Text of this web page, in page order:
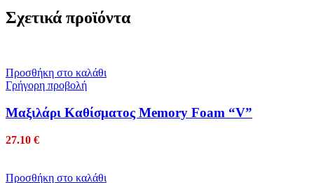
Σχετικά προϊόντα
Προσθήκη στο καλάθι
Γρήγορη προβολή
Mαξιλάρι Kαθίσματος Memory Foam “V”
27.10 €
Προσθήκη στο καλάθι